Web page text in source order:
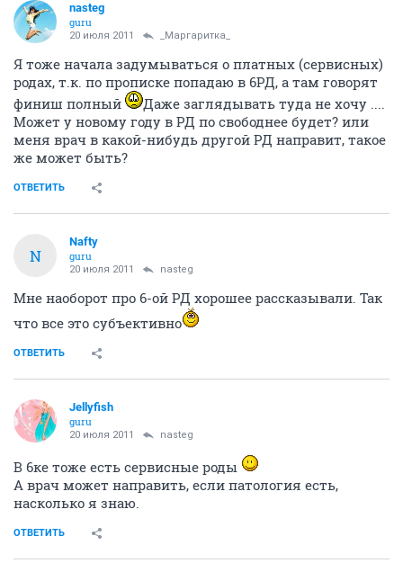
nasteg
guru
20 июля 2011 _Маргаритка_
Я тоже начала задумываться о платных (сервисных)
родах, т.к. по прописке попадаю в 6РД, а там говорят
финиш полный
Даже заглядывать туда не хочу ....
Может у новому году в РД по свободнее будет? или
меня врач в какой-нибудь другой РД направит, такое
же может быть?
ОТВЕТИТЬ
N
Nafty
guru
20 июля 2011 nasteg
Мне наоборот про 6-ой РД хорошее рассказывали. Так
что все это субъективно
ОТВЕТИТЬ
Jellyfish
guru
20 июля 2011 nasteg
В 6ке тоже есть сервисные роды
А врач может направить, если патология есть,
насколько я знаю.
ОТВЕТИТЬ